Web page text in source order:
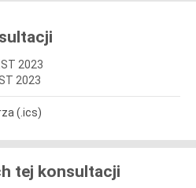
2023
2023
(.ics)
tej konsultacji